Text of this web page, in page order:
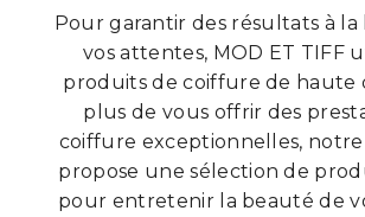
Pour garantir des résultats à
vos attentes, MOD ET TIFF
produits de coiffure de haute
plus de vous offrir des
coiffure exceptionnelles, notre
propose une sélection de
pour entretenir la beauté de